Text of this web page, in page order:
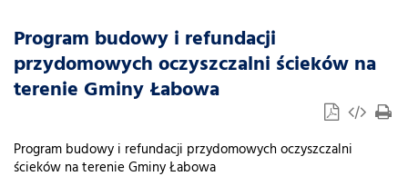
Program budowy i refundacji
przydomowych oczyszczalni ścieków na
terenie Gminy Łabowa
Program budowy i refundacji przydomowych oczyszczalni
ścieków na terenie Gminy Łabowa